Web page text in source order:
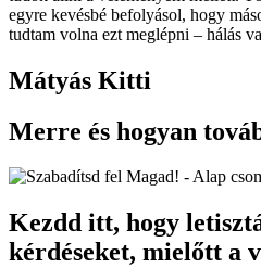
egyre kevésbé befolyásol, hogy
tudtam volna ezt meglépni – hálás
Mátyás Kitti
Merre és hogyan
Kezdd itt, hogy
kérdéseket, mielőtt a